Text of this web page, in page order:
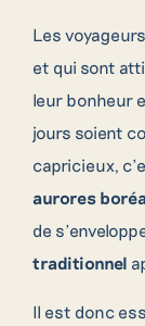
Les
et qui sont
leur bonheur
jours soient
capricieux,
aurores
de
traditionnel
Il est donc